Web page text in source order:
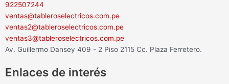
922507244
ventas@tableroselectricos.com.pe
ventas2@tableroselectricos.com.pe
ventas3@tableroselectricos.com.pe
Av. Guillermo Dansey 409 - 2 Piso 2115 Cc. Plaza Ferretero.
Enlaces de interés